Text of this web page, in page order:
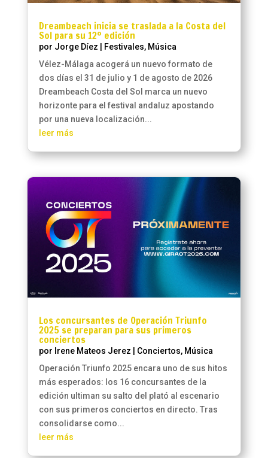
Dreambeach inicia se traslada a la Costa del
Sol para su 12º edición
por Jorge Díez Festivales, Música
Vélez-Málaga acogerá un nuevo formato de
dos días el 31 de julio y 1 de agosto de 2026
Dreambeach Costa del Sol marca un nuevo
horizonte para el festival andaluz apostando
por una nueva localización...
leer más
Los concursantes de Operación Triunfo
2025 se preparan para sus primeros
conciertos
por Irene Mateos Jerez Conciertos, Música
Operación Triunfo 2025 encara uno de sus hitos
más esperados: los 16 concursantes de la
edición ultiman su salto del plató al escenario
con sus primeros conciertos en directo. Tras
consolidarse como...
leer más